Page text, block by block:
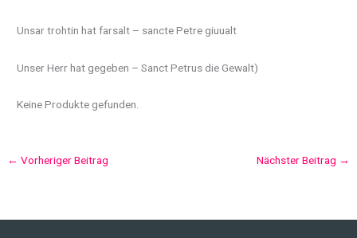
Unsar trohtin hat farsalt – sancte Petre giuualt
Unser Herr hat gegeben – Sanct Petrus die Gewalt)
Keine Produkte gefunden.
← Vorheriger Beitrag Nächster Beitrag →